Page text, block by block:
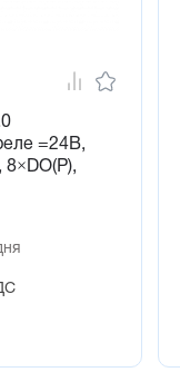
=24В,
8×DO(P),